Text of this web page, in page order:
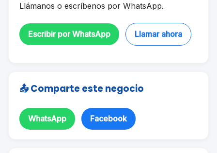
Llámanos o escríbenos por WhatsApp.
Escribir por WhatsApp Llamar ahora
📤 Comparte este negocio
WhatsApp Facebook